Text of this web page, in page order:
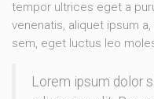
tempor ultrices eget a
venenatis, aliquet ipsum
sem, eget luctus leo
Lorem ipsum dolor